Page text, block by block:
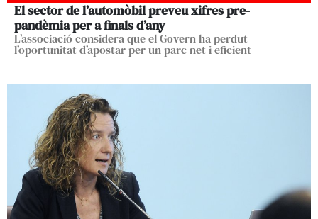
El sector de l’automòbil preveu xifres pre-
pandèmia per a finals d’any
L’associació considera que el Govern ha perdut
l’oportunitat d’apostar per un parc net i eficient